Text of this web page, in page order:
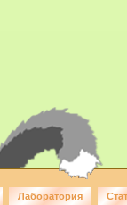
Лаборатория